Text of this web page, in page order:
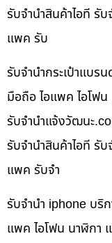
รับจำนำสินค้าไอที รั
แพค รับ
รับจำนำกระเป๋าแบร
มือถือ ไอแพค ไอโฟ
รับจํานําแจ้งวัฒนะ
รับจำนำสินค้าไอที รั
แพค รับจำ
รับจำนำ iphone บริ
แพค ไอโฟน นาฬิกา